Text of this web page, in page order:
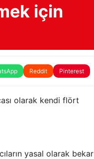
için
Reddit Pinterest
olarak kendi flört
yasal olarak bekar